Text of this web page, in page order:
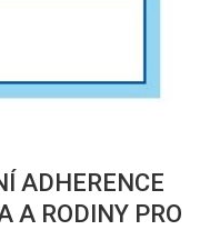
ADHERENCE
A RODINY PRO